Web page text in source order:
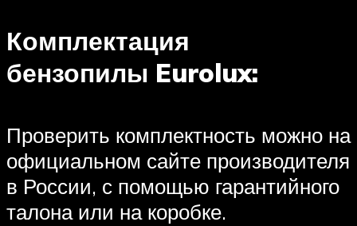
Комплектация
бензопилы Eurolux:
Проверить комплектность можно на
официальном сайте производителя
в России, с помощью гарантийного
талона или на коробке.